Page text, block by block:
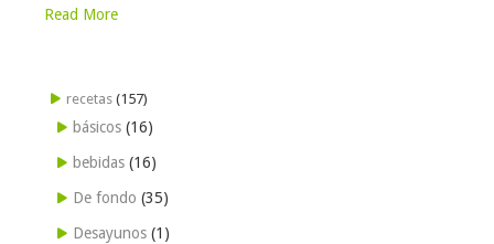
Read More
recetas (157)
básicos (16)
bebidas (16)
De fondo (35)
Desayunos (1)